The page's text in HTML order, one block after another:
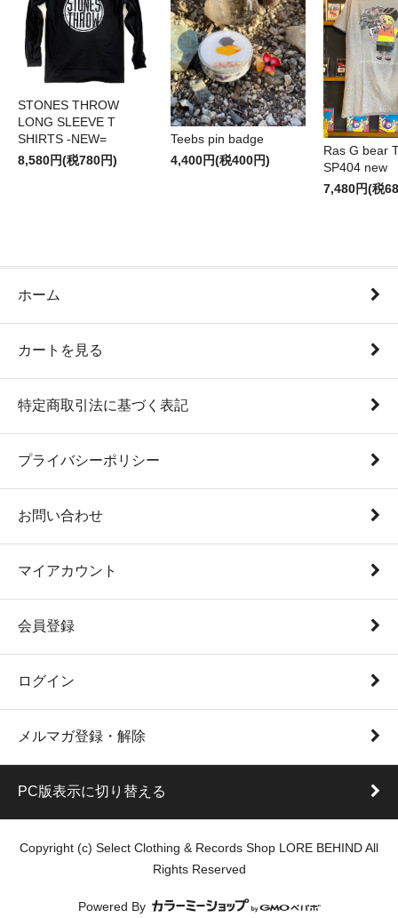
STONES THROW
LONG SLEEVE T
SHIRTS -NEW=
8,580円(税780円)
Teebs pin badge
4,400円(税400円)
Ras G bear
SP404 new
7,480円(税
ホーム
カートを見る
特定商取引法に基づく表記
プライバシーポリシー
お問い合わせ
マイアカウント
会員登録
ログイン
メルマガ登録・解除
PC版表示に切り替える
Copyright (c) Select Clothing & Records Shop LORE BEHIND All
Rights Reserved
Powered By